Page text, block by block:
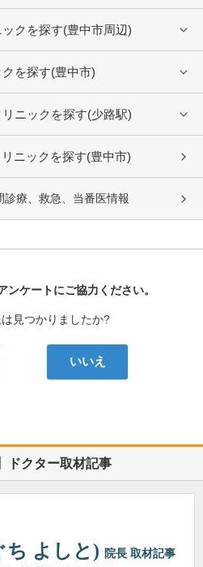
クを探す(豊中市周辺)
を探す(豊中市)
ニックを探す(少路駅)
ニックを探す(豊中市)
療、救急、当番医情報
ンケートにご協力ください。
見つかりましたか?
いいえ
ドクター取材記事
ち よしと) 院長 取材記事